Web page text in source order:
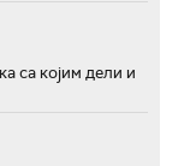
са којим дели и